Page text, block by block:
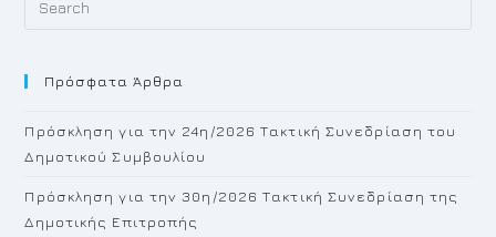
Πρόσφατα Άρθρα
Πρόσκληση για την 24η/2026 Τακτική Συνεδρίαση του
Δημοτικού Συμβουλίου
Πρόσκληση για την 30η/2026 Τακτική Συνεδρίαση της
Δημοτικής Επιτροπής